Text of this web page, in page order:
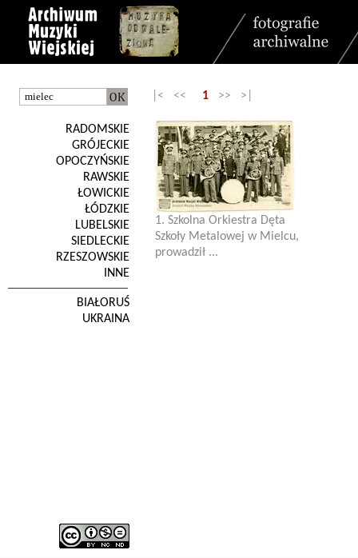
RADOMSKIE
GRÓJECKIE
OPOCZYŃSKIE
RAWSKIE
ŁOWICKIE
ŁÓDZKIE
LUBELSKIE
SIEDLECKIE
RZESZOWSKIE
INNE
BIAŁORUŚ
UKRAINA
|< << 1 >> >|
1. Szkolna Orkiestra Dęta
Szkoły Metalowej w Mielcu,
prowadził ...